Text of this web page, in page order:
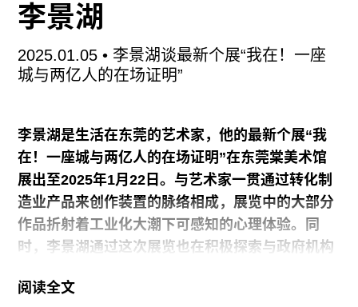
《青春残酷日记》（1999-2009）、《无名剧照》
狭长的展墙上，模拟城市的高楼大厦或城中村的压
迫感。斜面围合的三角形区域把空间切开，营造观
盒子美术馆的陈列感。
《青春残酷日记》开始于我带着一部傻瓜相机和朋
友们去街头漫无目的地拍照。拍照只是在街头发生
的一个附加行为，去街头的观念与行动才是摄影本
身。这个系列让我迅速被很
李景湖
2025.01.05• 李景湖谈最新个展“我在！一座
城与两亿人的在场证明”
李景湖是生活在东莞的艺术家，他的最新个展“我
在！一座城与两亿人的在场证明”在东莞棠美术馆
展出至2025年1月22日。与艺术家一贯通过转化制
造业产品来创作装置的脉络相成，展览中的大部分
作品折射着工业化大潮下可感知的心理体验。同
时，李景湖通过这次展览也在积极探索与政府机构
展览以艺术与城市文化建设为主题的开幕交流会，
阅读全文